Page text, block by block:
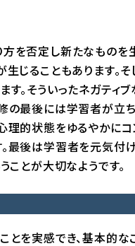
を否定し新たなものを
じることもあります。そ
。そういったネガティ
の最後には学習者が立
理的状態をゆるやかにコ
最後は学習者を元気付
ことが大切なようです。
とを実感でき、基本的な